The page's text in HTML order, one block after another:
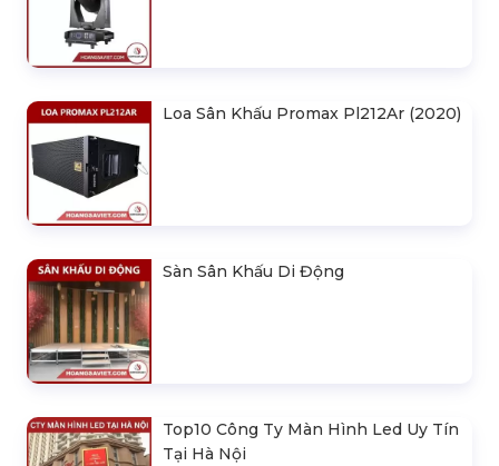
Loa Sân Khấu Promax Pl212Ar (2020)
Sàn Sân Khấu Di Động
Top10 Công Ty Màn Hình Led Uy Tín
Tại Hà Nội